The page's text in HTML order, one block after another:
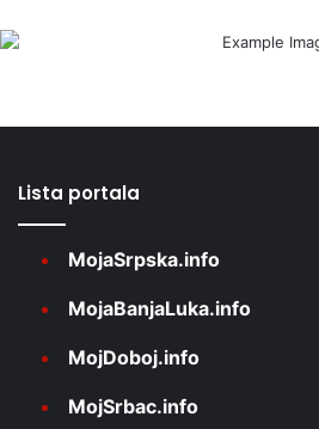
Lista portala
MojaSrpska.info
MojaBanjaLuka.info
MojDoboj.info
MojSrbac.info